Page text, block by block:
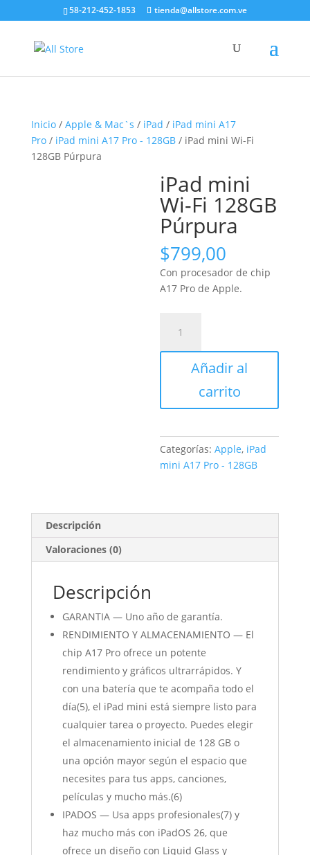
58-212-452-1853 tienda@allstore.com.ve
Inicio/ Apple & Mac`s / iPad / iPad mini A17
Pro/ iPad mini A17 Pro - 128GB/ iPad mini Wi-Fi
128GB Púrpura
iPad mini
Wi-Fi 128GB
Púrpura
$799,00
Con procesador de chip
A17 Pro de Apple.
Wi-
Añadir al
carrito
Categorías:Apple, iPad
mini A17 Pro - 128GB
Descripción
Valoraciones (0)
Descripción
GARANTIA — Uno año de garantía.
RENDIMIENTO Y ALMACENAMIENTO — El
chip A17 Pro ofrece un potente
rendimiento y gráficos ultrarrápidos. Y
con una batería que te acompaña todo el
día(5), el iPad mini está siempre listo para
cualquier tarea o proyecto. Puedes elegir
el almacenamiento inicial de 128 GB o
una opción mayor según el espacio que
necesites para tus apps, canciones,
películas y mucho más.(6)
IPADOS — Usa apps profesionales(7) y
haz mucho más con iPadOS 26, que
ofrece un diseño con Liquid Glass y